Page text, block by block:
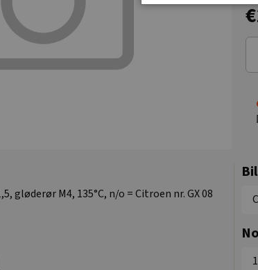
gløderør M4, 135°C, n/o = Citroen nr. GX 08